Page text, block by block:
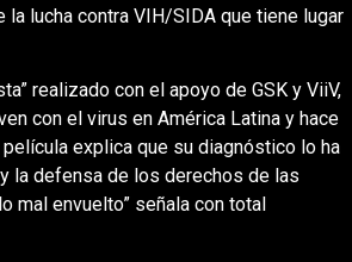
lucha contra VIH/SIDA que tiene lugar
realizado con el apoyo de GSK y ViiV,
con el virus en América Latina y hace
explica que su diagnóstico lo ha
la defensa de los derechos de las
mal envuelto” señala con total